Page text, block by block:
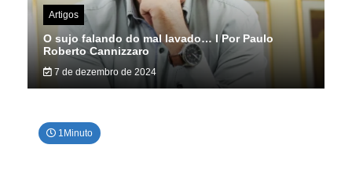
Artigos
O sujo falando do mal lavado… I Por Paulo
Roberto Cannizzaro
7 de dezembro de 2024
1Minuto